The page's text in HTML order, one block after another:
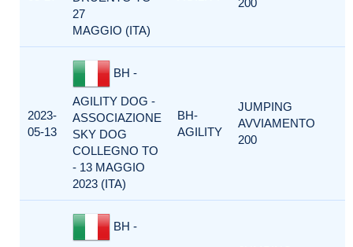
27
MAGGIO (ITA)
200
2023-
05-13
BH -
AGILITY DOG -
ASSOCIAZIONE
SKY DOG
COLLEGNO TO
- 13 MAGGIO
2023 (ITA)
BH-
AGILITY
JUMPING
AVVIAMENTO
200
BH -